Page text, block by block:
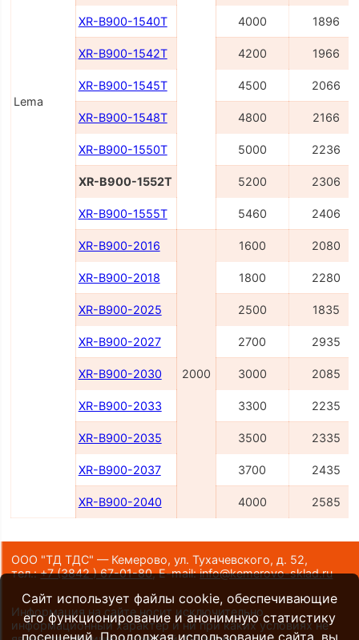
Lema
XR-B900-1540Т 4000 1896
XR-B900-1542Т 4200 1966
XR-B900-1545Т 4500 2066
XR-B900-1548Т 4800 2166
XR-B900-1550Т 5000 2236
XR-B900-1552Т 5200 2306
XR-B900-1555T 5460 2406
XR-B900-2016
2000
1600 2080
XR-B900-2018 1800 2280
XR-B900-2025 2500 1835
XR-B900-2027 2700 2935
XR-B900-2030 3000 2085
XR-B900-2033 3300 2235
XR-B900-2035 3500 2335
XR-B900-2037 3700 2435
XR-B900-2040 4000 2585
ООО "ТД ТДС" — Кемерово, ул. Тухачевского, д. 52,
тел.:+7 (3842 ) 67-01-80,E-mail:info@kemerovo-sklad.ru
Информация на сайте носит исключительно
информационный характер и ни при каких условиях не
Сайт использует файлы cookie, обеспечивающие
его функционирование и анонимную статистику
посещений. Продолжая использование сайта, вы